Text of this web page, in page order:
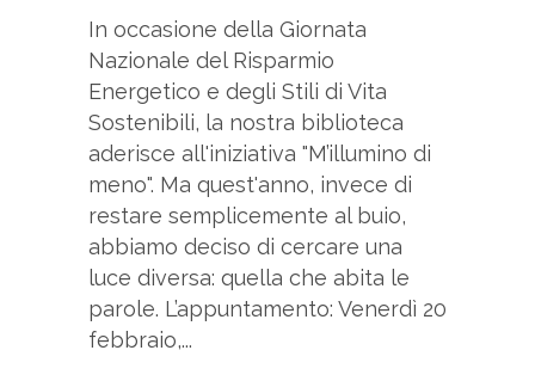
In occasione della Giornata
Nazionale del Risparmio
Energetico e degli Stili di Vita
Sostenibili, la nostra biblioteca
aderisce all'iniziativa "M’illumino di
meno". Ma quest'anno, invece di
restare semplicemente al buio,
abbiamo deciso di cercare una
luce diversa: quella che abita le
parole. L’appuntamento: Venerdì 20
febbraio,...